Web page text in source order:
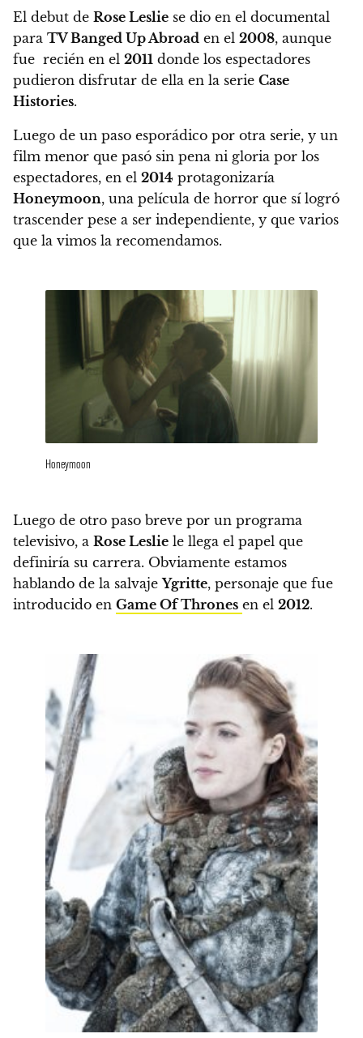
El debut de Rose Leslie se dio en el documental
para TV Banged Up Abroad en el 2008, aunque
fue recién en el 2011 donde los espectadores
pudieron disfrutar de ella en la serie Case
Histories.
Luego de un paso esporádico por otra serie, y un
film menor que pasó sin pena ni gloria por los
espectadores, en el 2014 protagonizaría
Honeymoon, una película de horror que sí logró
trascender pese a ser independiente, y que varios
que la vimos la recomendamos.
Honeymoon
Luego de otro paso breve por un programa
televisivo, a Rose Leslie le llega el papel que
definiría su carrera. Obviamente estamos
hablando de la salvajeYgritte, personaje que fue
introducido en Game Of Thrones en el 2012.